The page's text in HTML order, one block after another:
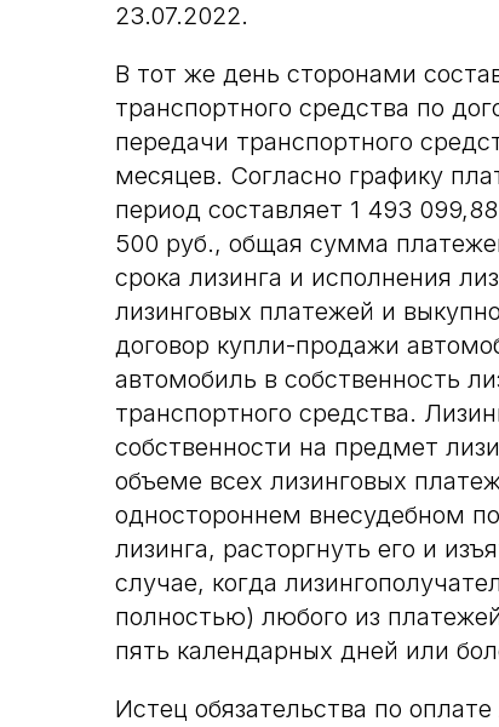
23.07.2022.
В тот же день сторонами
транспортного средства по
передачи транспортного
месяцев. Согласно графику
период составляет 1 493
500 руб., общая сумма
срока лизинга и исполнения
лизинговых платежей и
договор купли-продажи
автомобиль в собственность
транспортного средства.
собственности на предмет
объеме всех лизинговых
одностороннем внесудебном
лизинга, расторгнуть его и
случае, когда
полностью) любого из
пять календарных дней или
Истец обязательства по